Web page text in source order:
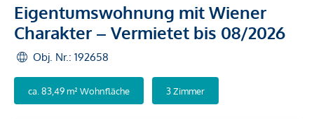
Eigentumswohnung mit Wiener
Charakter – Vermietet bis 08/2026
Obj. Nr.: 192658
ca. 83,49 m² Wohnfläche 3 Zimmer